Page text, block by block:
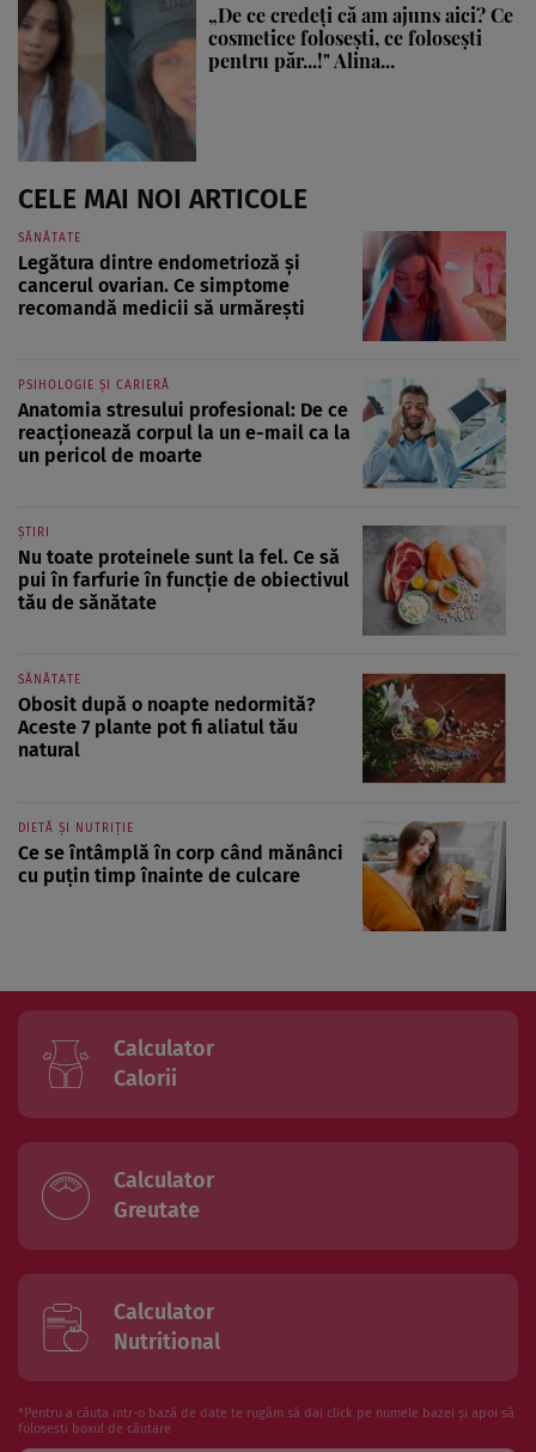
„De ce credeți că am ajuns aici? Ce
cosmetice folosești, ce folosești
pentru păr...!" Alina...
CELE MAI NOI ARTICOLE
SĂNĂTATE
Legătura dintre endometrioză și
cancerul ovarian. Ce simptome
recomandă medicii să urmărești
PSIHOLOGIE ȘI CARIERĂ
Anatomia stresului profesional: De ce
reacționează corpul la un e-mail ca la
un pericol de moarte
ȘTIRI
Nu toate proteinele sunt la fel. Ce să
pui în farfurie în funcție de obiectivul
tău de sănătate
SĂNĂTATE
Obosit după o noapte nedormită?
Aceste 7 plante pot fi aliatul tău
natural
DIETĂ ȘI NUTRIȚIE
Ce se întâmplă în corp când mănânci
cu puțin timp înainte de culcare
Calculator
Calorii
Calculator
Greutate
Calculator
Nutritional
*Pentru a căuta intr-o bază de date te rugăm să dai click pe numele bazei și apoi să
folosesti boxul de căutare